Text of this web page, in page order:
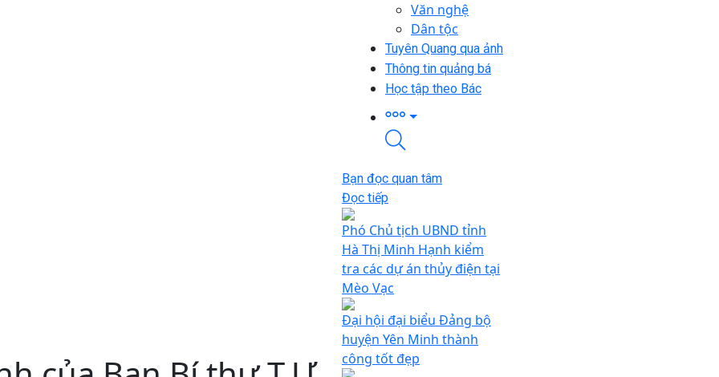
Văn nghệ
Dân tộc
Tuyên Quang qua ảnh
Thông tin quảng bá
Học tập theo Bác
Bạn đọc quan tâm
Đọc tiếp
Phó Chủ tịch UBND tỉnh
Hà Thị Minh Hạnh kiểm
tra các dự án thủy điện tại
Mèo Vạc
Đại hội đại biểu Đảng bộ
huyện Yên Minh thành
công tốt đẹp